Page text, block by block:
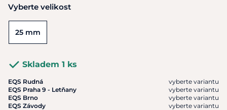
Vyberte velikost
25 mm
Skladem 1 ks
EQS Rudná
vyberte variantu
EQS Praha 9 - Letňany
vyberte variantu
EQS Brno
vyberte variantu
EQS Závody
vyberte variantu